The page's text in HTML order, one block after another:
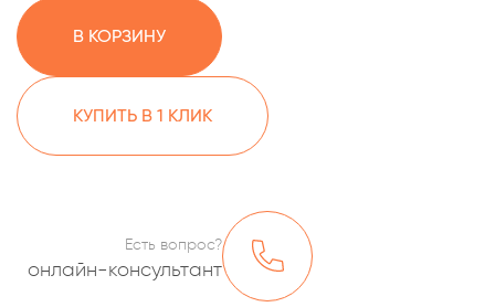
В КОРЗИНУ
КУПИТЬ В 1 КЛИК
Есть вопрос?
онлайн-консультант